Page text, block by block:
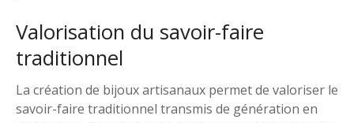
Valorisation du savoir-faire
traditionnel
La création de bijoux artisanaux permet de valoriser le
savoir-faire traditionnel transmis de génération en